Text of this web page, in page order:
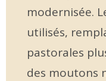
modernisée.
utilisés,
pastorales
des moutons